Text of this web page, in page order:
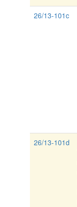
26/13-101c
26/13-101d